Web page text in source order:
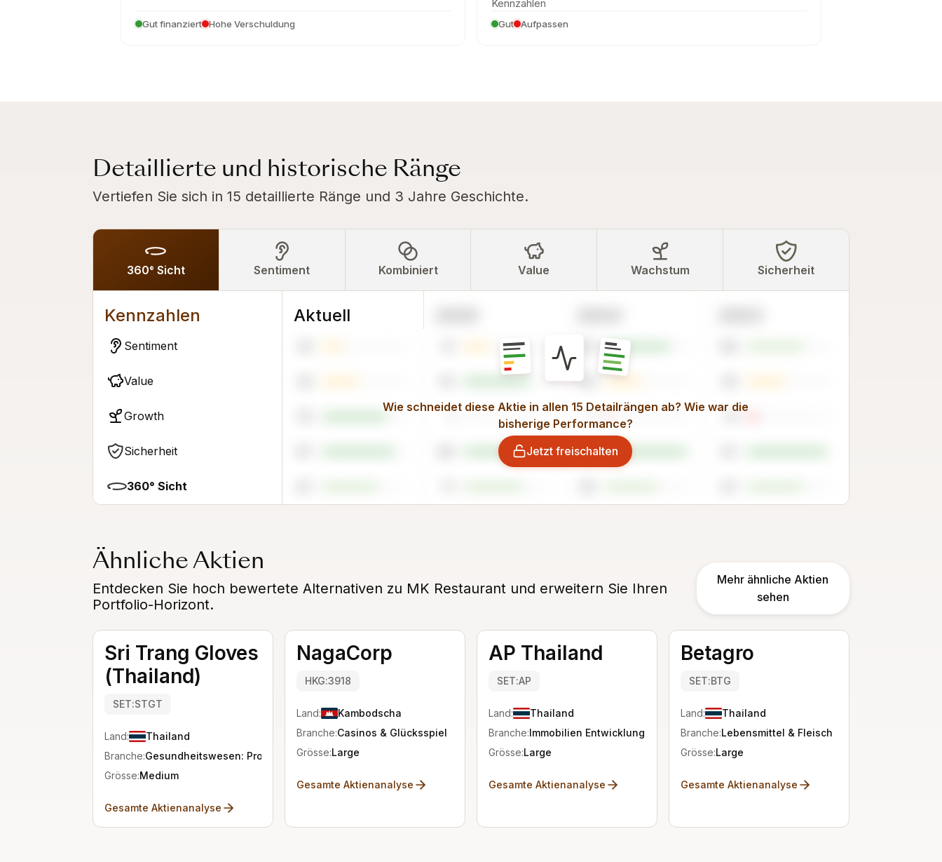
Gut finanziert Hohe Verschuldung
Kennzahlen
Gut Aufpassen
Detaillierte und historische Ränge
Vertiefen Sie sich in 15 detaillierte Ränge und 3 Jahre Geschichte.
360° Sicht Sentiment Kombiniert Value Wachstum Sicherheit
Wie schneidet diese Aktie in allen 15 Detailrängen ab? Wie war die
bisherige Performance?
Jetzt freischalten
Kennzahlen Aktuell
Sentiment
Value 44
Growth
Sicherheit 99
360° Sicht
Ähnliche Aktien
Entdecken Sie hoch bewertete Alternativen zu MK Restaurant und erweitern Sie Ihren
Portfolio-Horizont.
Mehr ähnliche Aktien
sehen
Sri Trang Gloves
(Thailand)
SET:STGT
Land:
Thailand
Branche:Gesundheitswesen: Produkte
Grösse:Medium
Gesamte Aktienanalyse
NagaCorp
HKG:3918
Land:
Kambodscha
Branche:Casinos & Glücksspiel
Grösse:Large
Gesamte Aktienanalyse
AP Thailand
SET:AP
Land:
Thailand
Branche:Immobilien Entwicklung
Grösse:Large
Gesamte Aktienanalyse
Betagro
SET:BTG
Land:
Thailand
Branche:Lebensmittel & Fleisch
Grösse:Large
Gesamte Aktienanalyse